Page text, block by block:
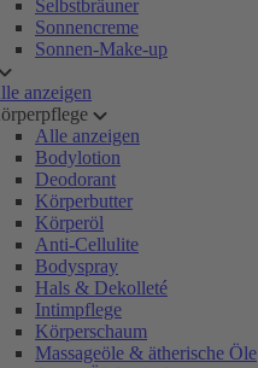
Selbstbräuner
Sonnencreme
Sonnen-Make-up
anzeigen
Alle anzeigen
Bodylotion
Deodorant
Körperbutter
Körperöl
Anti-Cellulite
Bodyspray
Hals & Dekolleté
Intimpflege
Körperschaum
Massageöle & ätherische Öle